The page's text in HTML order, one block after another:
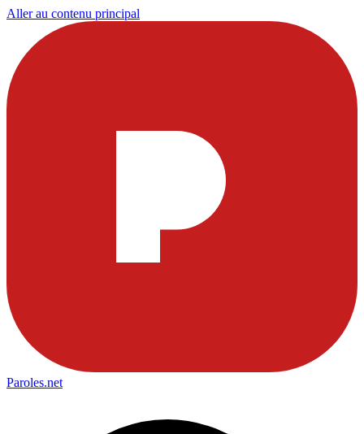
Aller au contenu principal
Paroles.net